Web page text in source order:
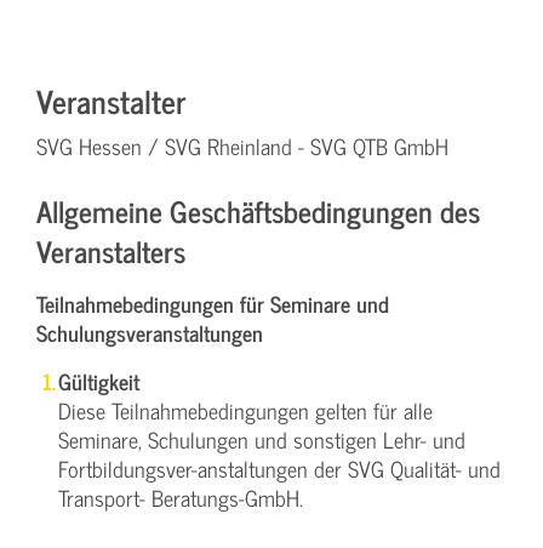
Veranstalter
SVG Hessen / SVG Rheinland - SVG QTB GmbH
Allgemeine Geschäftsbedingungen des
Veranstalters
Teilnahmebedingungen für Seminare und
Schulungsveranstaltungen
Gültigkeit
Diese Teilnahmebedingungen gelten für alle
Seminare, Schulungen und sonstigen Lehr- und
Fortbildungsver-anstaltungen der SVG Qualität- und
Transport- Beratungs-GmbH.